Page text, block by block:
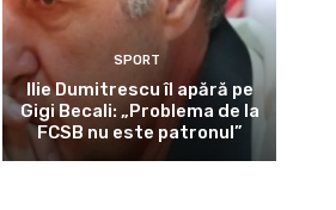
SPORT
Ilie Dumitrescu îl apără pe
Gigi Becali: „Problema de la
FCSB nu este patronul”